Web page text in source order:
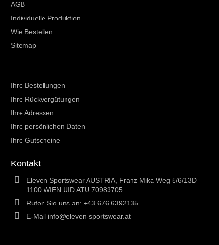
AGB
Individuelle Produktion
Wie Bestellen
Sitemap
Ihre Bestellungen
Ihre Rückvergütungen
Ihre Adressen
Ihre persönlichen Daten
Ihre Gutscheine
Kontakt
Eleven Sportswear AUSTRIA, Franz Mika Weg 5/6/13D
1100 WIEN UID ATU 70983705
Rufen Sie uns an: +43 676 6392135
E-Mail info@eleven-sportswear.at